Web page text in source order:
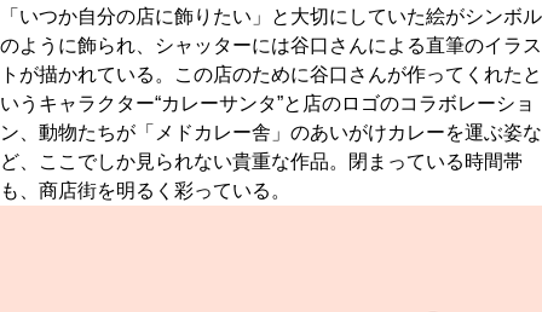
「いつか自分の店に飾りたい」と大切にしていた絵がシンボル
のように飾られ、シャッターには谷口さんによる直筆のイラス
トが描かれている。この店のために谷口さんが作ってくれたと
いうキャラクター“カレーサンタ”と店のロゴのコラボレーショ
ン、動物たちが「メドカレー舎」のあいがけカレーを運ぶ姿な
ど、ここでしか見られない貴重な作品。閉まっている時間帯
も、商店街を明るく彩っている。